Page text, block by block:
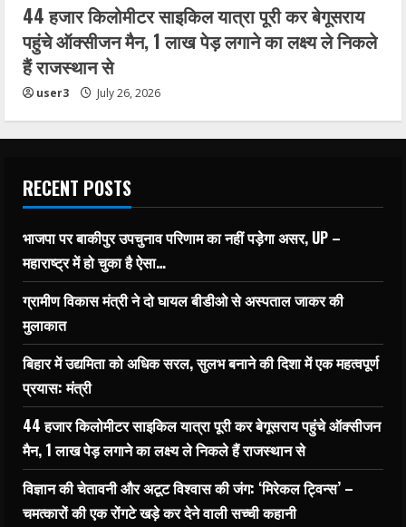
44 हजार किलोमीटर साइकिल यात्रा पूरी कर बेगूसराय
पहुंचे ऑक्सीजन मैन, 1 लाख पेड़ लगाने का लक्ष्य ले निकले
हैं राजस्थान से
user3 July 26, 2026
RECENT POSTS
भाजपा पर बाकीपुर उपचुनाव परिणाम का नहीं पड़ेगा असर, UP –
महाराष्ट्र में हो चुका है ऐसा…
ग्रामीण विकास मंत्री ने दो घायल बीडीओ से अस्पताल जाकर की
मुलाकात
बिहार में उद्यमिता को अधिक सरल, सुलभ बनाने की दिशा में एक महत्वपूर्ण
प्रयास: मंत्री
44 हजार किलोमीटर साइकिल यात्रा पूरी कर बेगूसराय पहुंचे ऑक्सीजन
मैन, 1 लाख पेड़ लगाने का लक्ष्य ले निकले हैं राजस्थान से
विज्ञान की चेतावनी और अटूट विश्वास की जंग: ‘मिरेकल ट्विन्स’ –
चमत्कारों की एक रोंगटे खड़े कर देने वाली सच्ची कहानी